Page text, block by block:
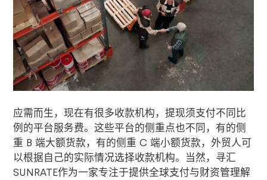
应需而生，现在有很多收款机构，提现须支付不同比
例的平台服务费。这些平台的侧重点也不同，有的侧
重 B端大额货款，有的侧重 C端小额货款，外贸人可
以根据自己的实际情况选择收款机构。当然，寻汇
SUNRATE作为一家专注于提供全球支付与财资管理解